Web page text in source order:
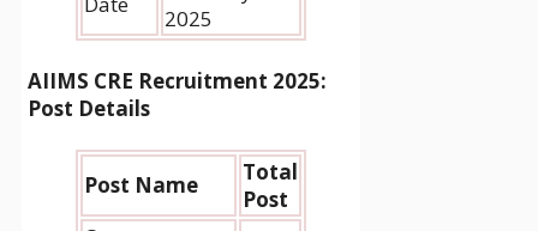
2025
AIIMS CRE Recruitment 2025:
Post Details
Post Name
Total
Post